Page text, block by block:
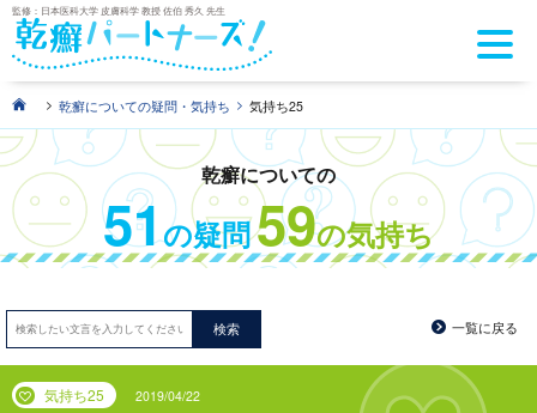
監修：日本医科大学 皮膚科学 教授 佐伯 秀久 先生
> 乾癬についての疑問・気持ち > 気持ち25
乾癬についての
51の疑問59の気持ち
検索 一覧に戻る
気持ち25 2019/04/22